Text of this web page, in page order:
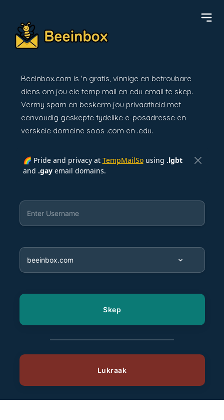
BeeInbox.com is 'n gratis, vinnige en betroubare
diens om jou eie temp mail en edu email te skep.
Vermy spam en beskerm jou privaatheid met
eenvoudig geskepte tydelike e-posadresse en
verskeie domeine soos .com en .edu.
🌈 Pride and privacy at TempMailSousing .lgbt
and .gayemail domains.